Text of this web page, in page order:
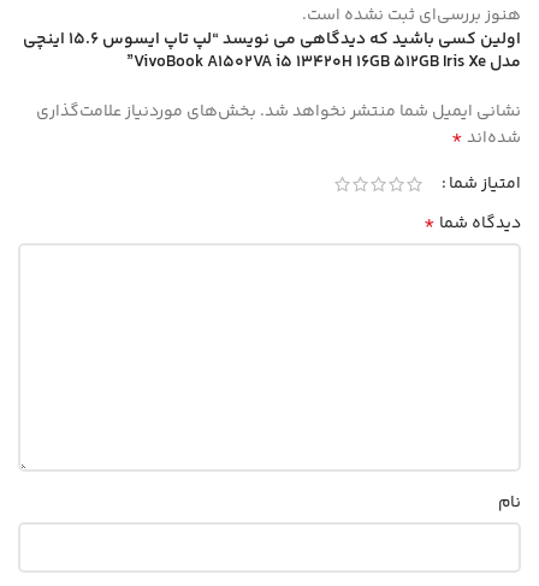
هنوز بررسی‌ای ثبت نشده است.
اولین کسی باشید که دیدگاهی می نویسد “لپ تاپ ایسوس 15.6 اینچی
مدل VivoBook A1502VA i5 13420H 16GB 512GB Iris Xe”
نشانی ایمیل شما منتشر نخواهد شد. بخش‌های موردنیاز علامت‌گذاری
شده‌اند*
امتیاز شما
دیدگاه شما *
نام